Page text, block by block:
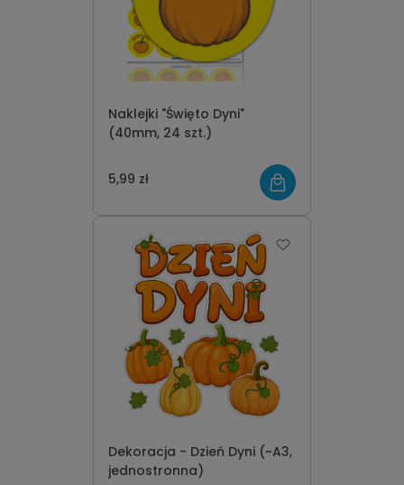
Naklejki "Święto Dyni"
(40mm, 24 szt.)
5,99 zł
Dekoracja - Dzień Dyni (~A3,
jednostronna)